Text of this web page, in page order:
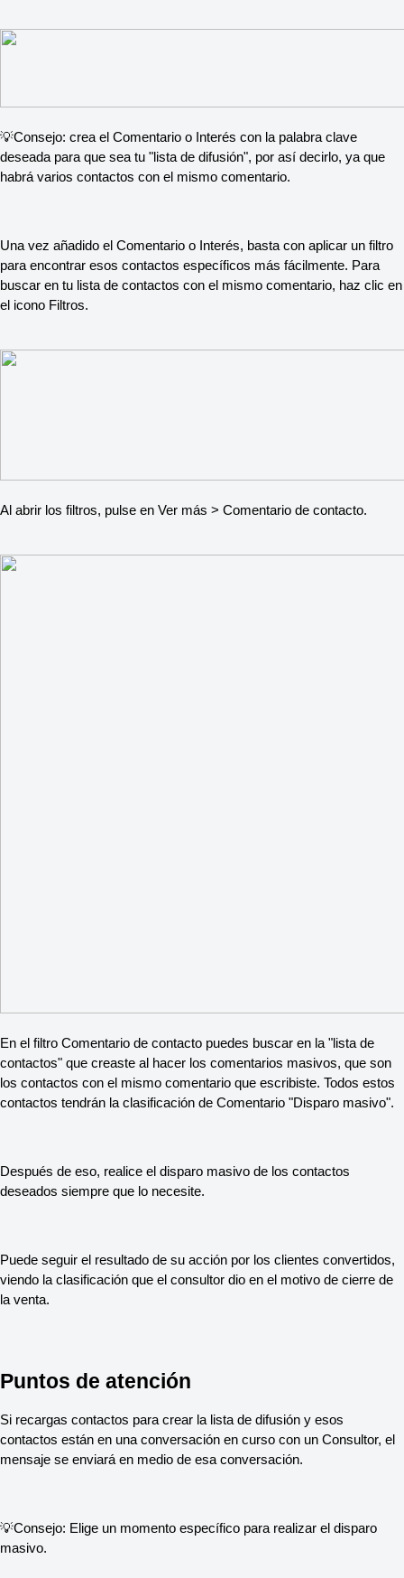
💡Consejo: crea el Comentario o Interés con la palabra clave
deseada para que sea tu "lista de difusión", por así decirlo, ya que
habrá varios contactos con el mismo comentario.
Una vez añadido el Comentario o Interés, basta con aplicar un filtro
para encontrar esos contactos específicos más fácilmente. Para
buscar en tu lista de contactos con el mismo comentario, haz clic en
el icono Filtros.
Al abrir los filtros, pulse en Ver más > Comentario de contacto.
En el filtro Comentario de contacto puedes buscar en la "lista de
contactos" que creaste al hacer los comentarios masivos, que son
los contactos con el mismo comentario que escribiste. Todos estos
contactos tendrán la clasificación de Comentario "Disparo masivo".
Después de eso, realice el disparo masivo de los contactos
deseados siempre que lo necesite.
Puede seguir el resultado de su acción por los clientes convertidos,
viendo la clasificación que el consultor dio en el motivo de cierre de
la venta.
Puntos de atención
Si recargas contactos para crear la lista de difusión y esos
contactos están en una conversación en curso con un Consultor, el
mensaje se enviará en medio de esa conversación.
💡Consejo: Elige un momento específico para realizar el disparo
masivo.